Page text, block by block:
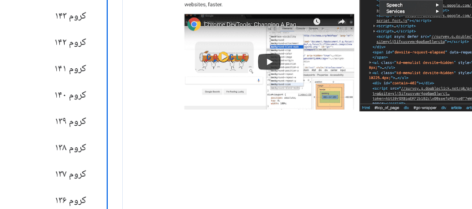
کروم ۱۴۳
کروم ۱۴۲
کروم ۱۴۱
کروم ۱۴۰
کروم ۱۳۹
کروم ۱۳۸
کروم ۱۳۷
کروم ۱۳۶